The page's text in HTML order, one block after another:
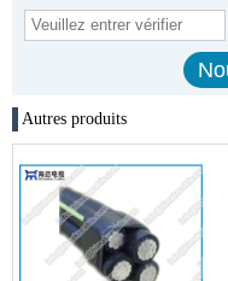
Autres produits